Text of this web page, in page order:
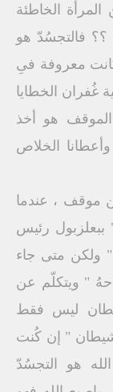
36 – 50 يتكلّم عن المرأة الخاطئة
؟؟ فالتجسُدّ هو
لهُ وكانت معروفة فىِ
غُفران الخطايا
الموقف هو أخذ
وأعطانا الخلاص
بيتكلّم عن موقف ، عندما
ببعلزبول رئيس
ولكن متى جاء
" ويتكلّم عن
ليس فقط
" إن كُنت
هو التجسُدّ